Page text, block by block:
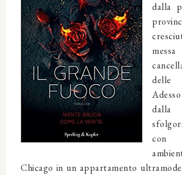
dalla
delle
con
Chicago in un appartamento